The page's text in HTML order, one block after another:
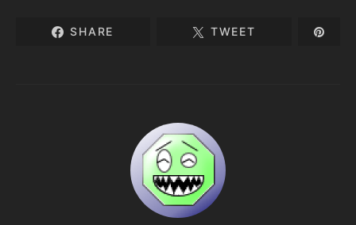
SHARE TWEET